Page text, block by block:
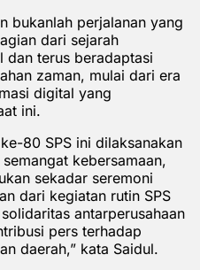
bukanlah perjalanan yang
dari sejarah
dan terus beradaptasi
zaman, mulai dari era
digital yang
ini.
80 SPS ini dilaksanakan
kebersamaan,
sekadar seremoni
dari kegiatan rutin SPS
antarperusahaan
pers terhadap
daerah,” kata Saidul.